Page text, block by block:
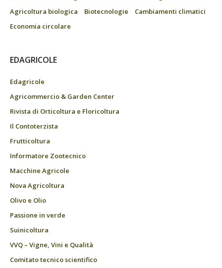
Agricoltura biologica
Biotecnologie
Cambiamenti climatici
Economia circolare
EDAGRICOLE
Edagricole
Agricommercio & Garden Center
Rivista di Orticoltura e Floricoltura
Il Contoterzista
Frutticoltura
Informatore Zootecnico
Macchine Agricole
Nova Agricoltura
Olivo e Olio
Passione in verde
Suinicoltura
VVQ – Vigne, Vini e Qualità
Comitato tecnico scientifico